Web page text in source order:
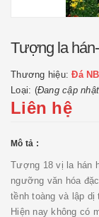
Tượng la
Thương hiệu:Đá NB
Loại: (Đang cập
Liên hệ
Mô tả :
Tượng 18 vị la hán
ngưỡng văn hóa
tềnh toàng và lập
Hiện nay không có